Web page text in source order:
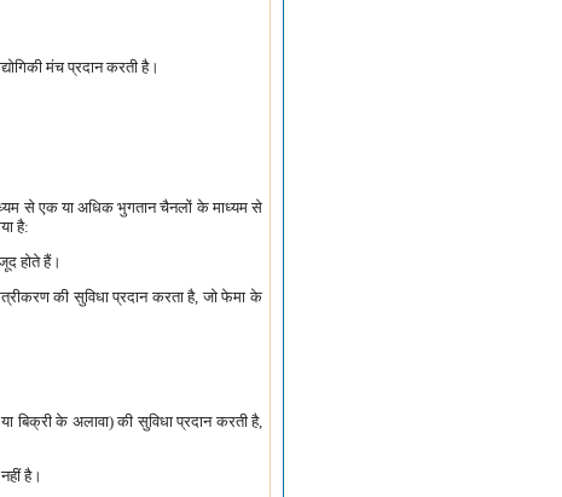
मंच प्रदान करती है।
से एक या अधिक भुगतान चैनलों के माध्यम से
है:
होते हैं।
की सुविधा प्रदान करता है, जो फेमा के
बिक्री के अलावा) की सुविधा प्रदान करती है,
है।